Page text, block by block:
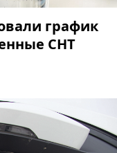
график
СНТ